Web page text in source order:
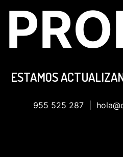
ESTAMOS
955 525 287 |